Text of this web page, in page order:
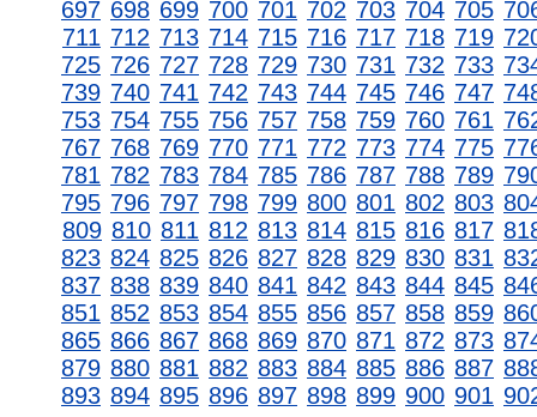
697 698 699 700 701 702 703 704 705
711 712 713 714 715 716 717 718 719
725 726 727 728 729 730 731 732 733
739 740 741 742 743 744 745 746 747
753 754 755 756 757 758 759 760 761
767 768 769 770 771 772 773 774 775
781 782 783 784 785 786 787 788 789
795 796 797 798 799 800 801 802 803
809 810 811 812 813 814 815 816 817
823 824 825 826 827 828 829 830 831
837 838 839 840 841 842 843 844 845
851 852 853 854 855 856 857 858 859
865 866 867 868 869 870 871 872 873
879 880 881 882 883 884 885 886 887
893 894 895 896 897 898 899 900 901